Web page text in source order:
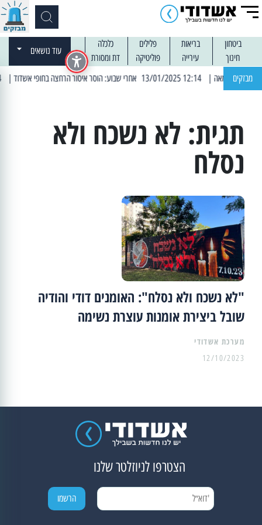
ביטחון בריאות פלילים
כלכלה
חינוך
עירייה פוליטיקה דת ומסורת
עוד נושאים
מבזקים | 12:14 13/01/2025 אחרי שבוע: הוסר איסור הרחצה בחופי אשדוד | 13:04 14/01/2025 עובדים בלילות: עבודות קרצוף וריבוד אספלט
תגית: לא נשכח ולא
נסלח
"לא נשכח ולא נסלח": האומנים דודי והודיה
שובל ביצירת אומנות עוצרת נשימה
מערכת אשדודי
12/10/2023
הצטרפו לניוזלטר שלנו